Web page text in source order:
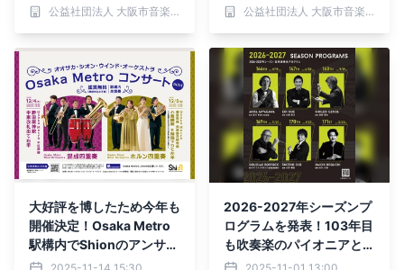
公益社団法人 大阪市音楽団
ート2026 Spring」
公益社団法人 大阪市音楽団
大好評を博したため今年も
開催決定！Osaka Metro
駅構内でShionのアンサン
ブルをお楽しみいただける
2026-2027年シーズンプ
ログラムを発表！103年目
も吹奏楽のパイオニアとし
て音楽界をリードいたしま